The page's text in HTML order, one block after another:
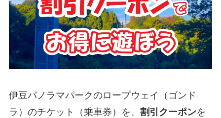
伊豆パノラマパークのロープウェイ（ゴンド
ラ）のチケット（乗車券）を、 割引クーポンを